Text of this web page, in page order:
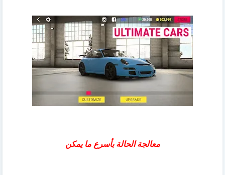
معالجة الحالة بأسرع ما يمكن